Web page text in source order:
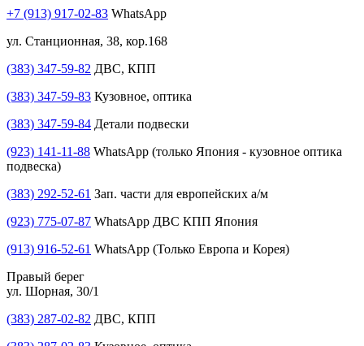
+7 (913) 917-02-83 WhatsApp
ул. Станционная, 38, кор.168
(383) 347-59-82 ДВС, КПП
(383) 347-59-83 Кузовное, оптика
(383) 347-59-84 Детали подвески
(923) 141-11-88 WhatsApp (только Япония - кузовное оптика
подвеска)
(383) 292-52-61 Зап. части для европейских а/м
(923) 775-07-87 WhatsApp ДВС КПП Япония
(913) 916-52-61 WhatsApp (Только Европа и Корея)
Правый берег
ул. Шорная, 30/1
(383) 287-02-82 ДВС, КПП